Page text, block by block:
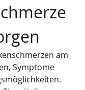
am
Symptome